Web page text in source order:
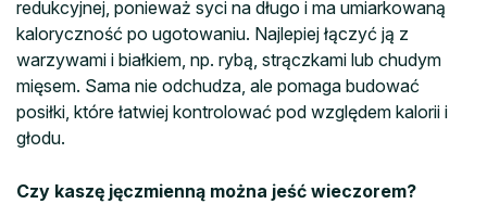
redukcyjnej, ponieważ syci na długo i ma umiarkowaną
kaloryczność po ugotowaniu. Najlepiej łączyć ją z
warzywami i białkiem, np. rybą, strączkami lub chudym
mięsem. Sama nie odchudza, ale pomaga budować
posiłki, które łatwiej kontrolować pod względem kalorii i
głodu.
Czy kaszę jęczmienną można jeść wieczorem?